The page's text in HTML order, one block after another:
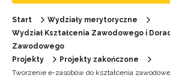
Start
Wydziały merytoryczne
Wydział Kształcenia Zawodowego i
Zawodowego
Projekty
Projekty zakończone
Tworzenie e-zasobów do kształcenia